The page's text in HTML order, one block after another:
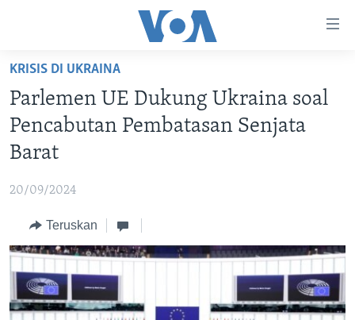
Akses
Lanjut
ke
Konten
Utama
ke
Utama
Lanjut
ke
Pencarian
BERANDA
VIDEO
DAFTAR PROGRAM
IKUTI KAMI
KRISIS DI UKRAINA
Parlemen UE Dukung Ukraina soal
Pencabutan Pembatasan Senjata
Barat
20/09/2024
Teruskan